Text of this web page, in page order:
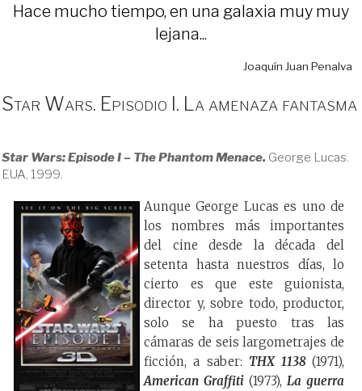
Hace mucho tiempo, en una galaxia muy muy
lejana...
Joaquín Juan Penalva
Star Wars. Episodio I. La amenaza fantasma
Star Wars: Episode I – The Phantom Menace. George Lucas.
EUA, 1999.
Aunque George Lucas es uno de
los nombres más importantes
del cine desde la década del
setenta hasta nuestros días, lo
cierto es que este guionista,
director y, sobre todo, productor,
solo se ha puesto tras las
cámaras de seis largometrajes de
ficción, a saber:THX 1138 (1971),
American Graffiti (1973), La guerra